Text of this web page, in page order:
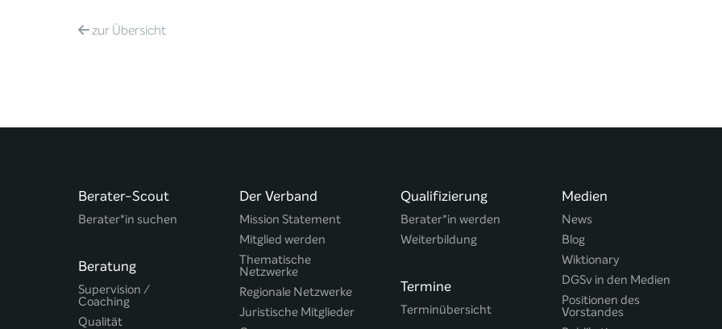
zurÜbersicht
Berater-Scout
Berater*in suchen
Beratung
Supervision /
Coaching
Qualität
Der Verband
Mission Statement
Mitglied werden
Thematische
Netzwerke
Regionale Netzwerke
Juristische Mitglieder
Qualifizierung
Berater*in werden
Weiterbildung
Termine
Terminübersicht
Medien
News
Blog
Wiktionary
DGSv in den Medien
Positionen des
Vorstandes